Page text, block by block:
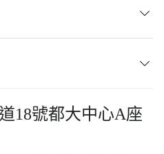
18號都大中心A座